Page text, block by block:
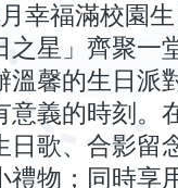
幸福滿校園
之星」齊聚一
溫馨的生日派
意義的時刻。
日歌、合影留
禮物；同時享